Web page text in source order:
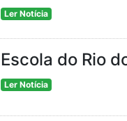
Ler Notícia
Escola do Rio
Ler Notícia